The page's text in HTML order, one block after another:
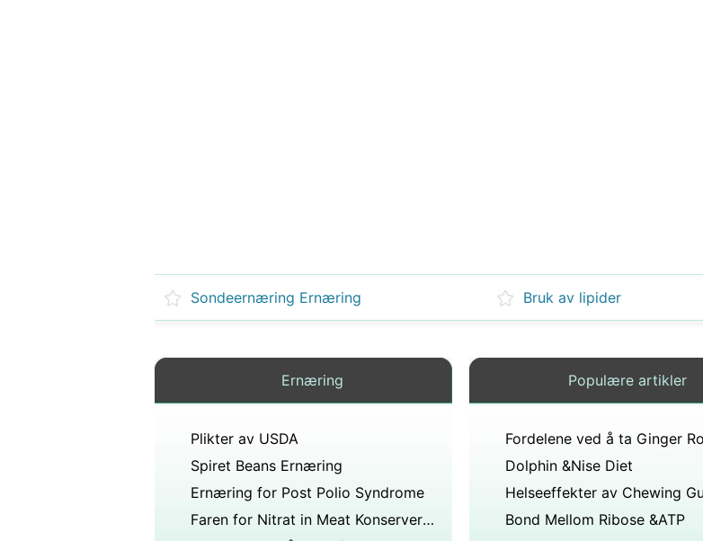
Sondeernæring Ernæring Bruk av lipider
Ernæring
Plikter av USDA
Spiret Beans Ernæring
Ernæring for Post Polio Syndrome
Faren for Nitrat in Meat Konserverings
Populære artikler
Fordelene ved å ta Ginger
Dolphin &Nise Diet
Helseeffekter av Chewing
Bond Mellom Ribose &ATP